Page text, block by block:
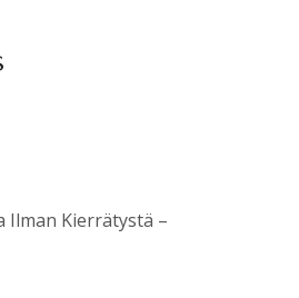
Ilman Kierrätystä –